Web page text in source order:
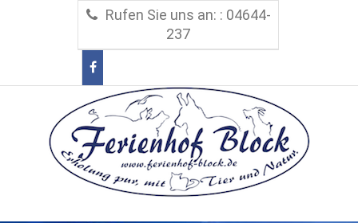
Rufen Sie uns an: : 04644-
237